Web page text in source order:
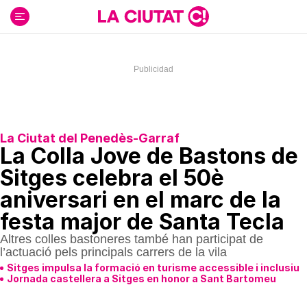
contenido
La Ciutat del Penedès-Garraf
La Colla Jove de Bastons de
Sitges celebra el 50è
aniversari en el marc de la
festa major de Santa Tecla
Altres colles bastoneres també han participat de
l’actuació pels principals carrers de la vila
Sitges impulsa la formació en turisme accessible i inclusiu
Jornada castellera a Sitges en honor a Sant Bartomeu